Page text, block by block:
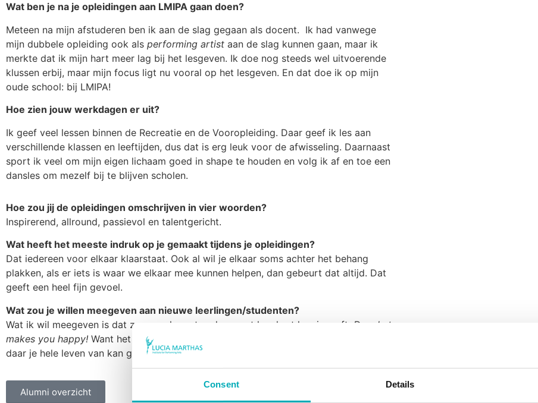
Consent Details
Wat ben je na je opleidingen aan LMIPA gaan doen?
Meteen na mijn afstuderen ben ik aan de slag gegaan als docent. Ik had vanwege
mijn dubbele opleiding ook als performing artist aan de slag kunnen gaan, maar ik
merkte dat ik mijn hart meer lag bij het lesgeven. Ik doe nog steeds wel uitvoerende
klussen erbij, maar mijn focus ligt nu vooral op het lesgeven. En dat doe ik op mijn
oude school: bij LMIPA!
Hoe zien jouw werkdagen er uit?
Ik geef veel lessen binnen de Recreatie en de Vooropleiding. Daar geef ik les aan
verschillende klassen en leeftijden, dus dat is erg leuk voor de afwisseling. Daarnaast
sport ik veel om mijn eigen lichaam goed in shape te houden en volg ik af en toe een
dansles om mezelf bij te blijven scholen.
Hoe zou jij de opleidingen omschrijven in vier woorden?
Inspirerend, allround, passievol en talentgericht.
Wat heeft het meeste indruk op je gemaakt tijdens je opleidingen?
Dat iedereen voor elkaar klaarstaat. Ook al wil je elkaar soms achter het behang
plakken, als er iets is waar we elkaar mee kunnen helpen, dan gebeurt dat altijd. Dat
geeft een heel fijn gevoel.
Wat zou je willen meegeven aan nieuwe leerlingen/studenten?
Wat ik wil meegeven is dat ze vooral moeten doen wat hun hart hen ingeeft: Do what
makes you happy! Want het is geweldig als je van je passie je beroep kan maken en
daar je hele leven van kan genieten!
Alumni overzicht